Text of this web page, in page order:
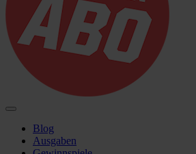
Blog
Ausgaben